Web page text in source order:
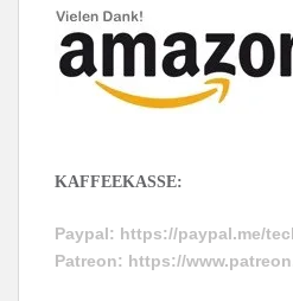
KAFFEEKASSE:
Paypal: https://paypal.me/
Patreon: https://